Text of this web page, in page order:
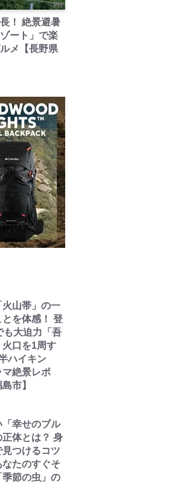
PR
！ 絶景避暑
ート」で楽
メ【長野県
山帯」の一
を体感！ 登
も大迫力「吾
口を1周す
ハイキン
マ絶景レポ
市】
幸せのブル
体とは？ 身
つけるコツ
たのすぐそ
季節の虫」の